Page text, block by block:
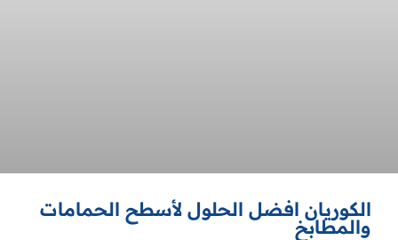
الكوريان افضل الحلول لأسطح الحمامات
والمطابخ